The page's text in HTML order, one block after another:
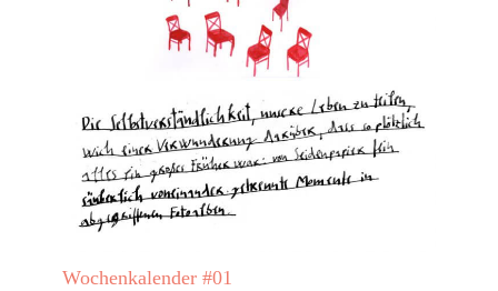
Wochenkalender #01